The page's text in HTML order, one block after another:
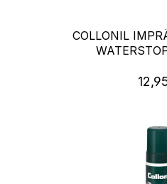
COLLONIL